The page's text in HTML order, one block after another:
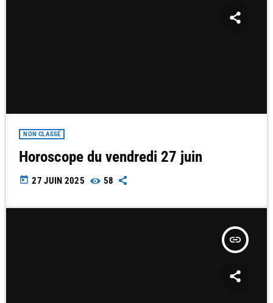
NON CLASSÉ
Horoscope du vendredi 27 juin
today 27 JUIN 2025 58
insert_link